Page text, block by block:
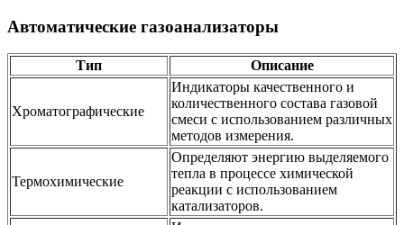
Автоматические газоанализаторы
Тип Описание
Хроматографические
Индикаторы качественного и
количественного состава газовой
смеси с использованием различных
методов измерения.
Термохимические
Определяют энергию выделяемого
тепла в процессе химической
реакции с использованием
катализаторов.